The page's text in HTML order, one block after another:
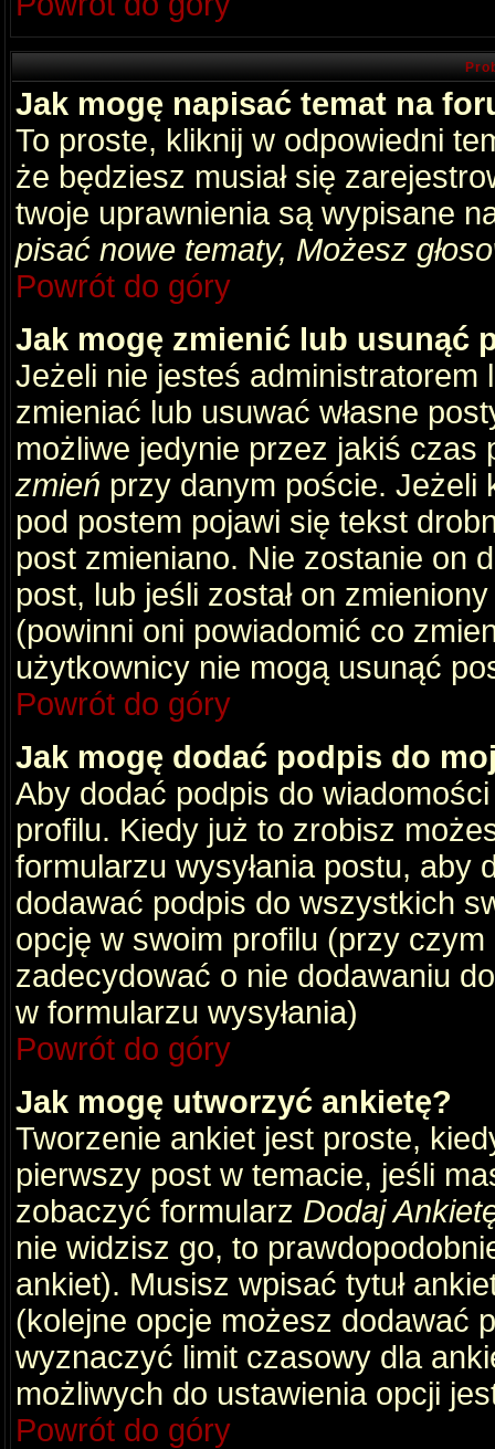
Jak mogę napisać temat na
To proste, kliknij w odpowiedni
że będziesz musiał się
twoje uprawnienia są wypisane
pisać nowe tematy, Możesz
Powrót do góry
Jak mogę zmienić lub usunąć
Jeżeli nie jesteś
zmieniać lub usuwać własne
możliwe jedynie przez jakiś
zmień przy danym poście. Jeżeli
pod postem pojawi się tekst
post zmieniano. Nie zostanie on
post, lub jeśli został on
(powinni oni powiadomić co
użytkownicy nie mogą usunąć
Powrót do góry
Jak mogę dodać podpis do
Aby dodać podpis do
profilu. Kiedy już to zrobisz
formularzu wysyłania postu,
dodawać podpis do wszystkich
opcję w swoim profilu (przy
zadecydować o nie dodawaniu
w formularzu wysyłania)
Powrót do góry
Jak mogę utworzyć ankietę?
Tworzenie ankiet jest proste,
pierwszy post w temacie, jeśli
zobaczyć formularz Dodaj
nie widzisz go, to
ankiet). Musisz wpisać tytuł
(kolejne opcje możesz dodawać
wyznaczyć limit czasowy dla
możliwych do ustawienia opcji
Powrót do góry